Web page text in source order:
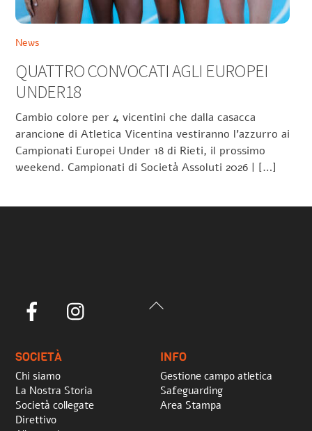
News
QUATTRO CONVOCATI AGLI EUROPEI
UNDER18
Cambio colore per 4 vicentini che dalla casacca
arancione di Atletica Vicentina vestiranno l’azzurro ai
Campionati Europei Under 18 di Rieti, il prossimo
weekend. Campionati di Società Assoluti 2026 | […]
Back
Facebook
SOCIETÀ
Chi siamo
La Nostra Storia
Società collegate
Direttivo
INFO
Gestione campo atletica
Safeguarding
Area Stampa